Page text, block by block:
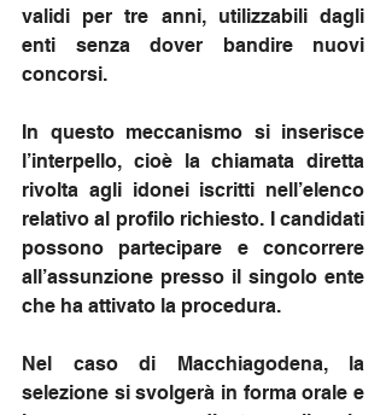
validi per tre anni, utilizzabili dagli
enti senza dover bandire nuovi
concorsi.
In questo meccanismo si inserisce
l’interpello, cioè la chiamata diretta
rivolta agli idonei iscritti nell’elenco
relativo al profilo richiesto. I candidati
possono partecipare e concorrere
all’assunzione presso il singolo ente
che ha attivato la procedura.
Nel caso di Macchiagodena, la
selezione si svolgerà in forma orale e